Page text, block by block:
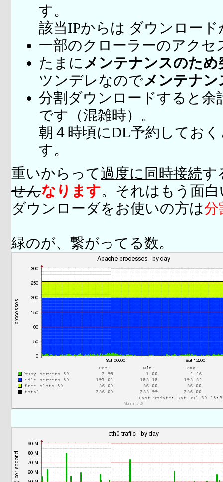
す。
該当IPからは ダウンロー
一部のクローラーのアクセ
たまに メンテナンスのため
ツンデレなのでメンテナ
分割ダウンロードすると余
です（混雑時）。
朝４時頃にDL予約してお
す。
重いからって過度に同時接続す
せんなります。それはもう面
ダウンローダをお使いの方は分
緑のが、繋がってる数。